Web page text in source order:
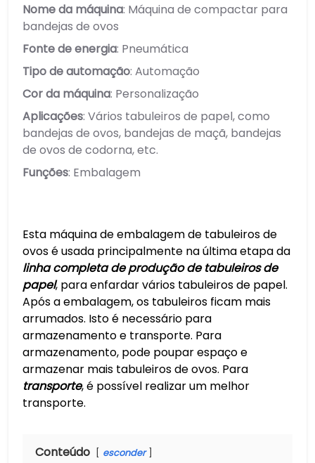
Nome da máquina: Máquina de compactar para
bandejas de ovos
Fonte de energia: Pneumática
Tipo de automação: Automação
Cor da máquina: Personalização
Aplicações: Vários tabuleiros de papel, como
bandejas de ovos, bandejas de maçã, bandejas
de ovos de codorna, etc.
Funções: Embalagem
Esta máquina de embalagem de tabuleiros de
ovos é usada principalmente na última etapa da
linha completa de produção de tabuleiros de
papel, para enfardar vários tabuleiros de papel.
Após a embalagem, os tabuleiros ficam mais
arrumados. Isto é necessário para
armazenamento e transporte. Para
armazenamento, pode poupar espaço e
armazenar mais tabuleiros de ovos. Para
transporte, é possível realizar um melhor
transporte.
Conteúdo esconder